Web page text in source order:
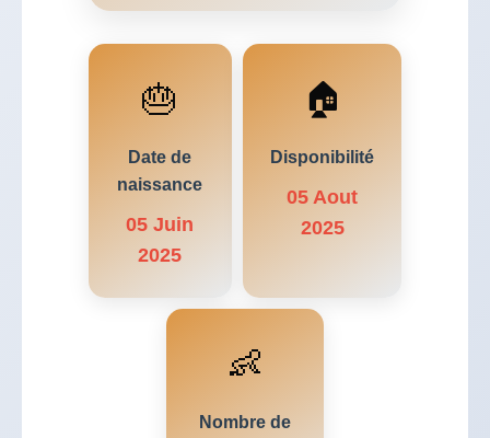
🎂
Date de
naissance
05 Juin
2025
🏠
Disponibilité
05 Aout
2025
👶
Nombre de